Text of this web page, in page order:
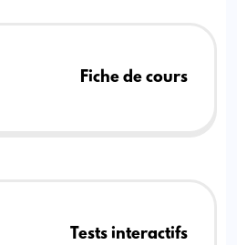
Fiche de cours
Tests interactifs